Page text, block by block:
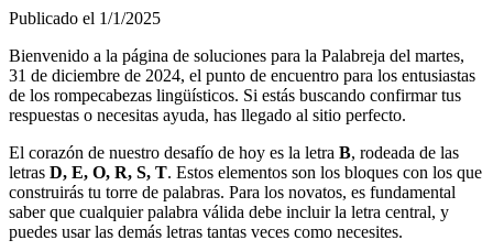
Publicado el 1/1/2025
Bienvenido a la página de soluciones para la Palabreja del martes,
31 de diciembre de 2024, el punto de encuentro para los entusiastas
de los rompecabezas lingüísticos. Si estás buscando confirmar tus
respuestas o necesitas ayuda, has llegado al sitio perfecto.
El corazón de nuestro desafío de hoy es la letra B, rodeada de las
letras D, E, O, R, S, T. Estos elementos son los bloques con los que
construirás tu torre de palabras. Para los novatos, es fundamental
saber que cualquier palabra válida debe incluir la letra central, y
puedes usar las demás letras tantas veces como necesites.